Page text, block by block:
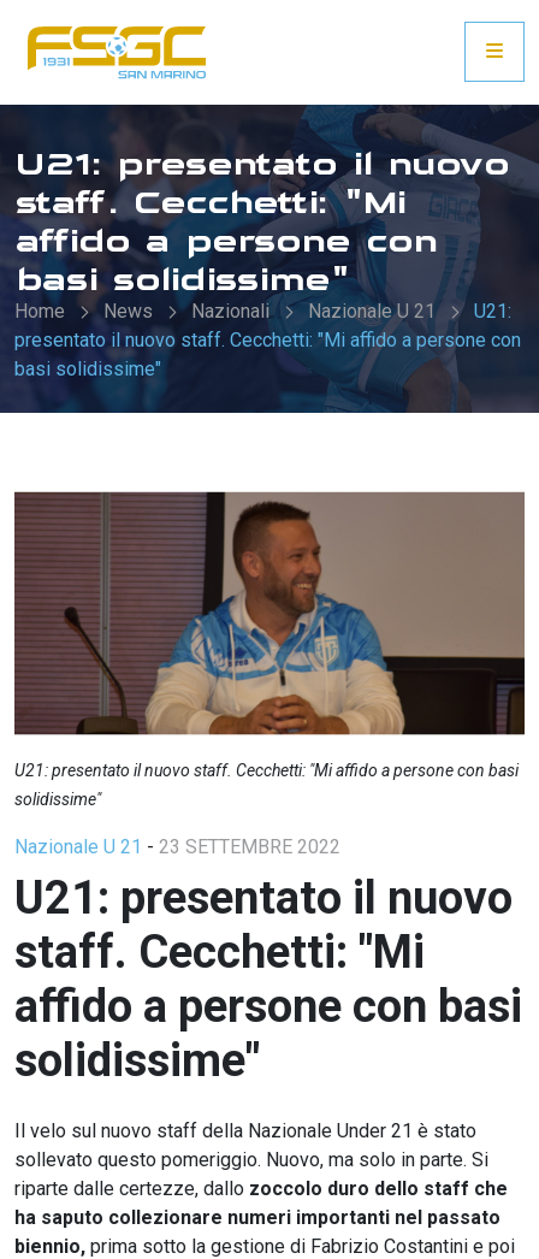
U21: presentato il nuovo
staff. Cecchetti: "Mi
affido a persone con
basi solidissime"
Home News Nazionali Nazionale U 21
U21:
presentato il nuovo staff. Cecchetti: "Mi affido a persone con
basi solidissime"
U21: presentato il nuovo staff. Cecchetti: "Mi affido a persone con basi
solidissime"
Nazionale U 21 - 23 SETTEMBRE 2022
U21: presentato il nuovo
staff. Cecchetti: "Mi
affido a persone con basi
solidissime"
Il velo sul nuovo staff della Nazionale Under 21 è stato
sollevato questo pomeriggio. Nuovo, ma solo in parte. Si
riparte dalle certezze, dallo zoccolo duro dello staff che
ha saputo collezionare numeri importanti nel passato
biennio, prima sotto la gestione di Fabrizio Costantini e poi